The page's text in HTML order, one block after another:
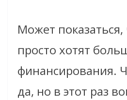
Может
просто хотят
финансирования.
да, но в этот раз